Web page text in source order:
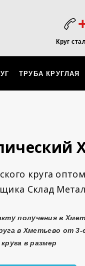
Круг
ТРУБА КРУГЛАЯ
круга
Склад
получения в
в Хметьево от 3-
в размер